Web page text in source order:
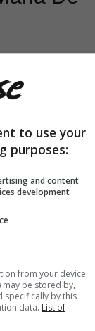
to use your
purposes:
and content
development
from your device
be stored by,
specifically by this
data. List of